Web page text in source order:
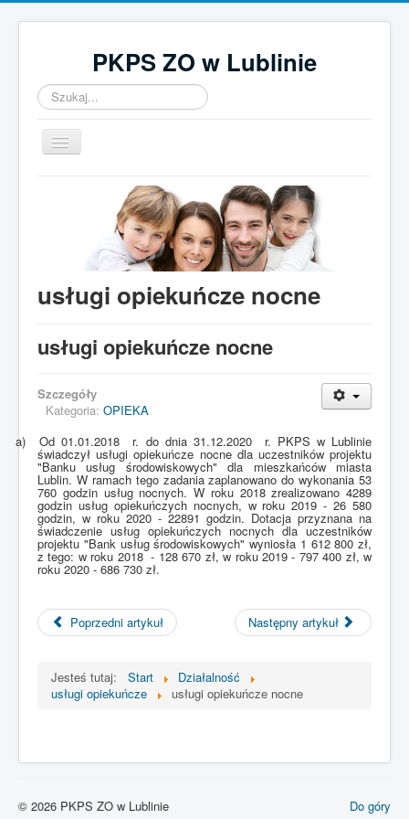
PKPS ZO w Lublinie
Szukaj...
Przełącz
nawigację
Aktualności
Kontakt
UWAGA! Ten serwis używa cookies
Brak zmiany ustawienia przeglądarki oznacza zgodę na to.
Czytaj więcej…
Zrozumiałem
1. Informujemy, że nasza strona zbiera pliki cookies w celach statystycznych.
Pliki cookies użytkownik może kontrolować za pomocą ustawień swojej
przeglądarki internetowej. Dalsze korzystanie z naszego serwisu
internetowego, bez zmiany ustawień przeglądarki internetowej oznacza, iż
użytkownik akceptuje stosowanie plików cookies." [ROZUMIEM]
2. Pliki (cookies) są plikami tekstowymi, które przechowywane są w
urządzeniu końcowym użytkownika serwisu. Przeznaczone są do korzystania
urządzeniu końcowym.
urządzeniu końcowym swojego użytkownika pliki cookies oraz mającym do
nich dostęp.
dopasowania zawartości strony internetowej do indywidualnych
urządzenie, aby zgodnie z jego preferencjami wyświetlić stronę;
usługi opiekuńcze nocne
usługi opiekuńcze nocne
Szczegóły
Kategoria: OPIEKA
a)
Od 01.01.2018 r. do dnia 31.12.2020 r. PKPS w Lublinie
świadczył usługi opiekuńcze nocne dla uczestników projektu
"Banku usług środowiskowych" dla mieszkańców miasta
Lublin. W ramach tego zadania zaplanowano do wykonania 53
760 godzin usług nocnych. W roku 2018 zrealizowano 4289
godzin usług opiekuńczych nocnych, w roku 2019 - 26 580
godzin, w roku 2020 - 22891 godzin. Dotacja przyznana na
świadczenie usług opiekuńczych nocnych dla uczestników
projektu "Bank usług środowiskowych" wyniosła 1 612 800 zł,
z tego: w roku 2018 - 128 670 zł, w roku 2019 - 797 400 zł, w
roku 2020 - 686 730 zł.
Poprzedni artykuł Następny artykuł
Jesteś tutaj: Start
Działalność
usługi opiekuńcze
usługi opiekuńcze nocne
Do góry
© 2026 PKPS ZO w Lublinie